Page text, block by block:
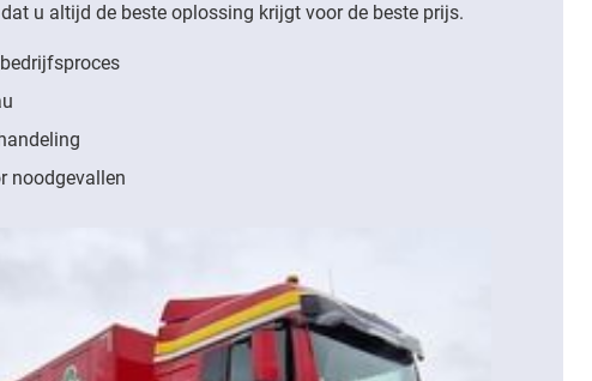
u altijd de beste oplossing krijgt voor de beste prijs.
noodgevallen